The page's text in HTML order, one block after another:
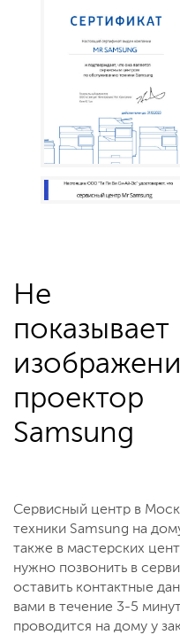
Не
показывает
проектор
Samsung
Сервисный центр в
техники Samsung на
также в мастерских
нужно позвонить в
оставить контактные
вами в течение 3-5
проводится на дому у